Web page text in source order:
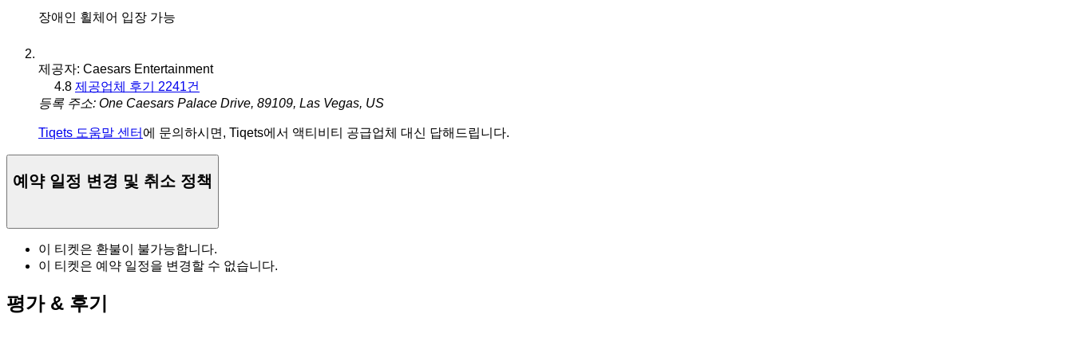
장애인 휠체어 입장 가능
제공자: Caesars Entertainment
4.8 제공업체 후기 2241건
등록 주소: One Caesars Palace Drive, 89109, Las Vegas, US
Tiqets 도움말 센터 에 문의하시면, Tiqets에서 액티비티 공급업체 대신 답해드립니다.
예약 일정 변경 및 취소 정책
이 티켓은 환불이 불가능합니다.
이 티켓은 예약 일정을 변경할 수 없습니다.
평가 & 후기